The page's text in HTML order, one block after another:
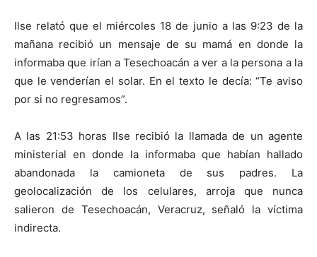
Ilse relató que el miércoles 18 de junio a las 9:23 de la
mañana recibió un mensaje de su mamá en donde la
informaba que irían a Tesechoacán a ver a la persona a la
que le venderían el solar. En el texto le decía: “Te aviso
por si no regresamos”.
A las 21:53 horas Ilse recibió la llamada de un agente
ministerial en donde la informaba que habían hallado
abandonada la camioneta de sus padres. La
geolocalización de los celulares, arroja que nunca
salieron de Tesechoacán, Veracruz, señaló la víctima
indirecta.